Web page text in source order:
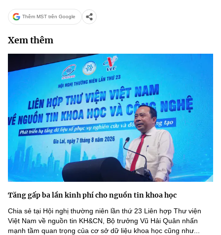
Thêm MST trên Google
Xem thêm
Tăng gấp ba lần kinh phí cho nguồn tin khoa học
Chia sẻ tại Hội nghị thường niên lần thứ 23 Liên hợp Thư viện
Việt Nam về nguồn tin KH&CN, Bộ trưởng Vũ Hải Quân nhấn
mạnh tầm quan trọng của cơ sở dữ liệu khoa học cũng như...